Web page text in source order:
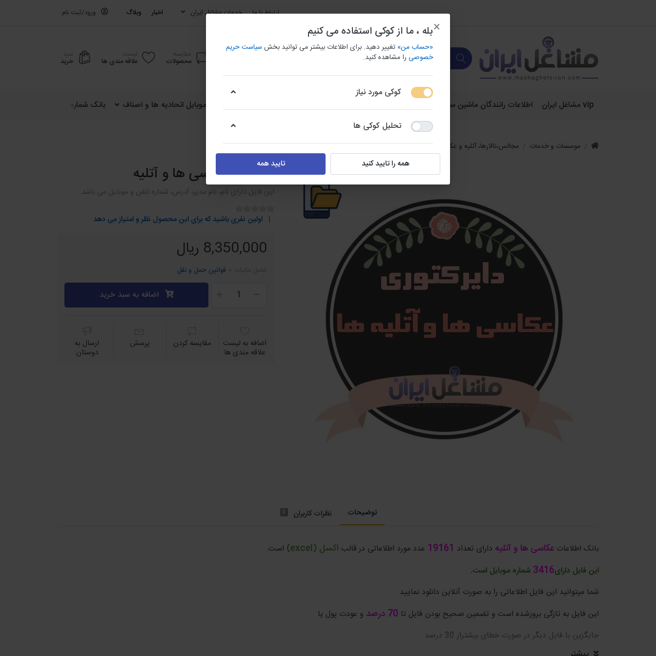
ارتباط با ما خدمات مشاغل ایران اخبار وبلاگ ورود/ثبت نام
مقایسه
محصولات
لیست
علاقه مندی ها
سبد
خرید
vip مشاغل ایران اطلاعات رانندگان ماشین سنگین و باربری استان ها بانک شماره موبایل اتحادیه ها و اصناف بانک شماره موبایل کشوری
موسسات و خدمات مجالس،تالارها، آتلیه و عکاسی دایرکتوری مجالس اطلاعات عکاسی ها و آتلیه
اطلاعات عکاسی ها و آتلیه
این فایل دارای نام، نام مدیر، آدرس، شماره تلفن و موبایل می باشد.
اولین نفری باشید که برای این محصول نظر و امتیاز می دهد
8,350,000 ریال
قوانین حمل و نقل
اضافه به سبد خرید
اضافه به لیست
علاقه مندی ها
مقايسه كردن پرسش ارسال به
دوستان
توضیحات نظرات کاربران 0
بانک اطلاعات عکاسی ها و آتلیه دارای تعداد 19161 عدد مورد اطلاعاتی در قالب اکسل (excel)
است.
این فایل دارای3416 شماره موبایل است.
شما میتوانید این فایل اطلاعاتی را به صورت آنلاین دانلود نمایید.
این فایل به تازگی بروزشده است و تضمین صحیح بودن فایل تا 70 درصد
و عودت پول یا
جایگزین با فایل دیگر در صورت خطای بیشتراز 30 درصد.
×بله ، ما از کوکی استفاده می کنیم
«حساب من» تغییر دهید. برای اطلاعات بیشتر می توانید بخش سیاست حریم
خصوصی را مشاهده کنید.
کوکی مورد نیاز
تحلیل کوکی ها
همه را تایید کنید تایید همه